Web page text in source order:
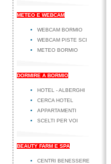
METEO E WEBCAM
WEBCAM BORMIO
WEBCAM PISTE SCI
METEO BORMIO
DORMIRE A BORMIO
HOTEL - ALBERGHI
CERCA HOTEL
APPARTAMENTI
SCELTI PER VOI
BEAUTY FARM E SPA
CENTRI BENESSERE